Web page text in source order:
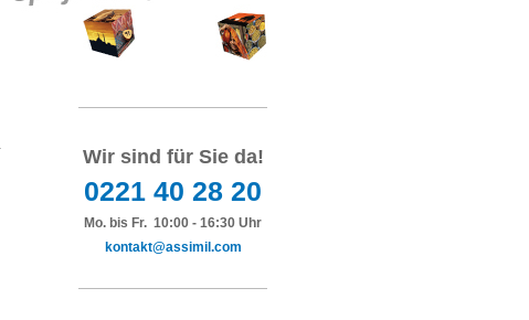
Wir sind für Sie da!
0221 40 28 20
Mo. bis Fr. 10:00 - 16:30 Uhr
kontakt@assimil.com